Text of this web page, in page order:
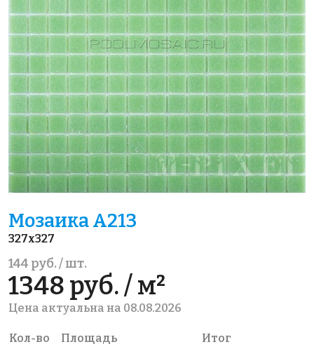
Мозаика A213
327x327
144 руб. / шт.
1348 руб. / м²
Цена актуальна на 08.08.2026
Кол-во Площадь Итог